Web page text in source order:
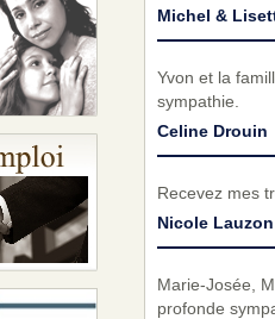
Michel &
Yvon et la
sympathie.
Celine Drouin
Recevez mes
Nicole Lauzon
Marie-Josée,
profonde